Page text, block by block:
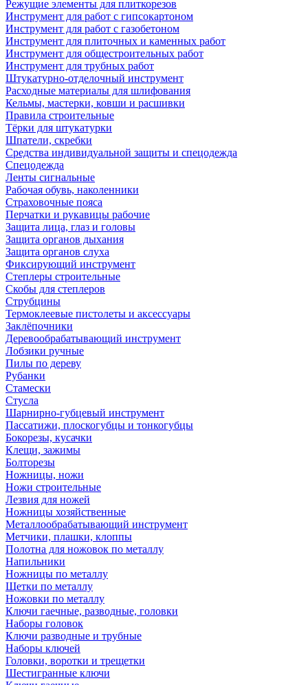
Режущие элементы для плиткорезов
Инструмент для работ с гипсокартоном
Инструмент для работ с газобетоном
Инструмент для плиточных и каменных работ
Инструмент для общестроительных работ
Инструмент для трубных работ
Штукатурно-отделочный инструмент
Расходные материалы для шлифования
Кельмы, мастерки, ковши и расшивки
Правила строительные
Тёрки для штукатурки
Шпатели, скребки
Средства индивидуальной защиты и спецодежда
Спецодежда
Ленты сигнальные
Рабочая обувь, наколенники
Страховочные пояса
Перчатки и рукавицы рабочие
Защита лица, глаз и головы
Защита органов дыхания
Защита органов слуха
Фиксирующий инструмент
Степлеры строительные
Скобы для степлеров
Струбцины
Термоклеевые пистолеты и аксессуары
Заклёпочники
Деревообрабатывающий инструмент
Лобзики ручные
Пилы по дереву
Рубанки
Стамески
Стусла
Шарнирно-губцевый инструмент
Пассатижи, плоскогубцы и тонкогубцы
Бокорезы, кусачки
Клещи, зажимы
Болторезы
Ножницы, ножи
Ножи строительные
Лезвия для ножей
Ножницы хозяйственные
Металлообрабатывающий инструмент
Метчики, плашки, клоппы
Полотна для ножовок по металлу
Напильники
Ножницы по металлу
Щетки по металлу
Ножовки по металлу
Ключи гаечные, разводные, головки
Наборы головок
Ключи разводные и трубные
Наборы ключей
Головки, воротки и трещетки
Шестигранные ключи